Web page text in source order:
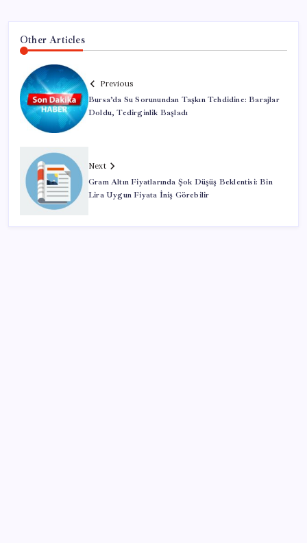
Other Articles
Previous
Bursa’da Su Sorunundan Taşkın Tehdidine: Barajlar
Doldu, Tedirginlik Başladı
Next
Gram Altın Fiyatlarında Şok Düşüş Beklentisi: Bin
Lira Uygun Fiyata İniş Görebilir